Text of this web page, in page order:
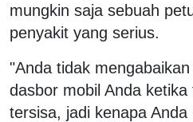
mungkin saja sebuah
penyakit yang serius.
"Anda tidak
dasbor mobil Anda
tersisa, jadi kenapa